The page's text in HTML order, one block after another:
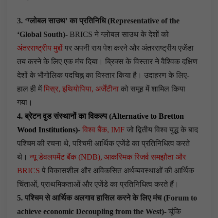
3. ‘ग्लोबल साउथ’ का प्रतिनिधि (Representative of the
‘Global South)- BRICS ने ग्लोबल साउथ के देशों को
अंतरराष्ट्रीय मुद्दों पर अपनी राय पेश करने और अंतरराष्ट्रीय एजेंडा
तय करने के लिए एक मंच दिया। ब्रिक्स के विस्तार ने वैश्विक दक्षिण
देशों के भौगोलिक पदचिह्न का विस्तार किया है। उदाहरण के लिए-
हाल ही मेंमिस्र, इथियोपिया, अर्जेंटीना को समूह में शामिल किया
गया।
4. ब्रेटन वुड संस्थानों का विकल्प (Alternative to Bretton
Wood Institutions)- विश्व बैंक, IMF जो द्वितीय विश्व युद्ध के बाद
पश्चिम की रचना थे, पश्चिमी आर्थिक एजेंडे का प्रतिनिधित्व करते
थे। न्यू डेवलपमेंट बैंक (NDB), आकस्मिक रिजर्व समझौता और
BRICS पे विकासशील और अविकसित अर्थव्यवस्थाओं की आर्थिक
चिंताओं, प्राथमिकताओं और एजेंडे का प्रतिनिधित्व करते हैं।
5. पश्चिम से आर्थिक अलगाव हासिल करने के लिए मंच (Forum to
achieve economic Decoupling from the West)- चूंकि